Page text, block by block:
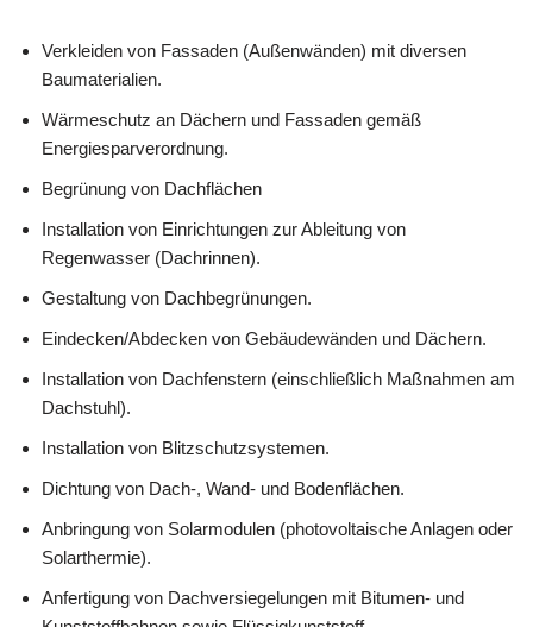
Verkleiden von Fassaden (Außenwänden) mit diversen
Baumaterialien.
Wärmeschutz an Dächern und Fassaden gemäß
Energiesparverordnung.
Begrünung von Dachflächen
Installation von Einrichtungen zur Ableitung von
Regenwasser (Dachrinnen).
Gestaltung von Dachbegrünungen.
Eindecken/Abdecken von Gebäudewänden und Dächern.
Installation von Dachfenstern (einschließlich Maßnahmen am
Dachstuhl).
Installation von Blitzschutzsystemen.
Dichtung von Dach-, Wand- und Bodenflächen.
Anbringung von Solarmodulen (photovoltaische Anlagen oder
Solarthermie).
Anfertigung von Dachversiegelungen mit Bitumen- und